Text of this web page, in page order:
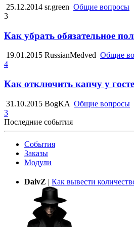
25.12.2014 sr.green Общие вопросы
3
Как убрать обязательное
19.01.2015 RussianMedved Общие
4
Как отключить капчу у
31.10.2015 BogKA Общие вопросы
3
Последние события
События
Заказы
Модули
DaivZ | Как вывести